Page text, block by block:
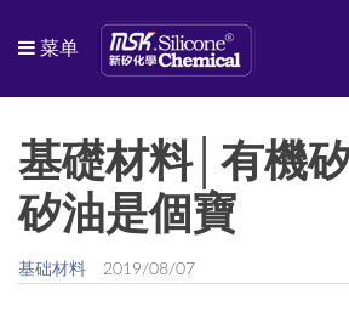
菜单
基礎材料│有機
矽油是個寶
基础材料 2019/08/07